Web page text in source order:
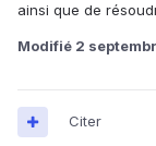
ainsi que de
Modifié 2
Citer